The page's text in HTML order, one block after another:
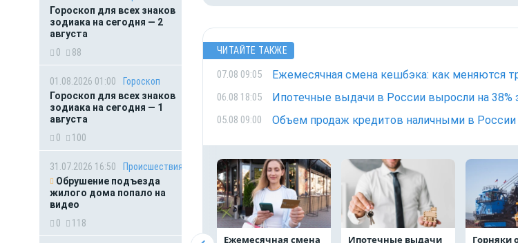
Гороскоп для всех знаков
зодиака на сегодня — 2
августа
0
88
01.08.2026 01:00
Гороскоп
Гороскоп для всех знаков
зодиака на сегодня — 1
августа
0
100
31.07.2026 16:50
Происшествия
Обрушение подъезда
жилого дома попало на
видео
0
118
ЧИТАЙТЕ ТАКЖЕ
07.08 09:05 Ежемесячная смена кешбэка: как меняются
06.08 18:05 Ипотечные выдачи в России выросли на 38%
05.08 09:00 Объем продаж кредитов наличными в России
Ежемесячная смена Ипотечные выдачи Горняки